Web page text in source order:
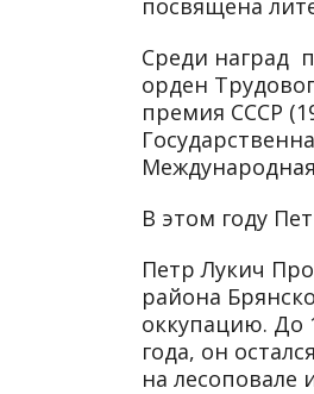
Среди наград
орден
премия СССР
В этом году
Петр Лукич
района
оккупацию. До
года, он
на лесоповале